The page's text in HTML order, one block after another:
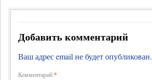
Добавить комментарий
Ваш адрес email не будет опубликован.
Комментарий*